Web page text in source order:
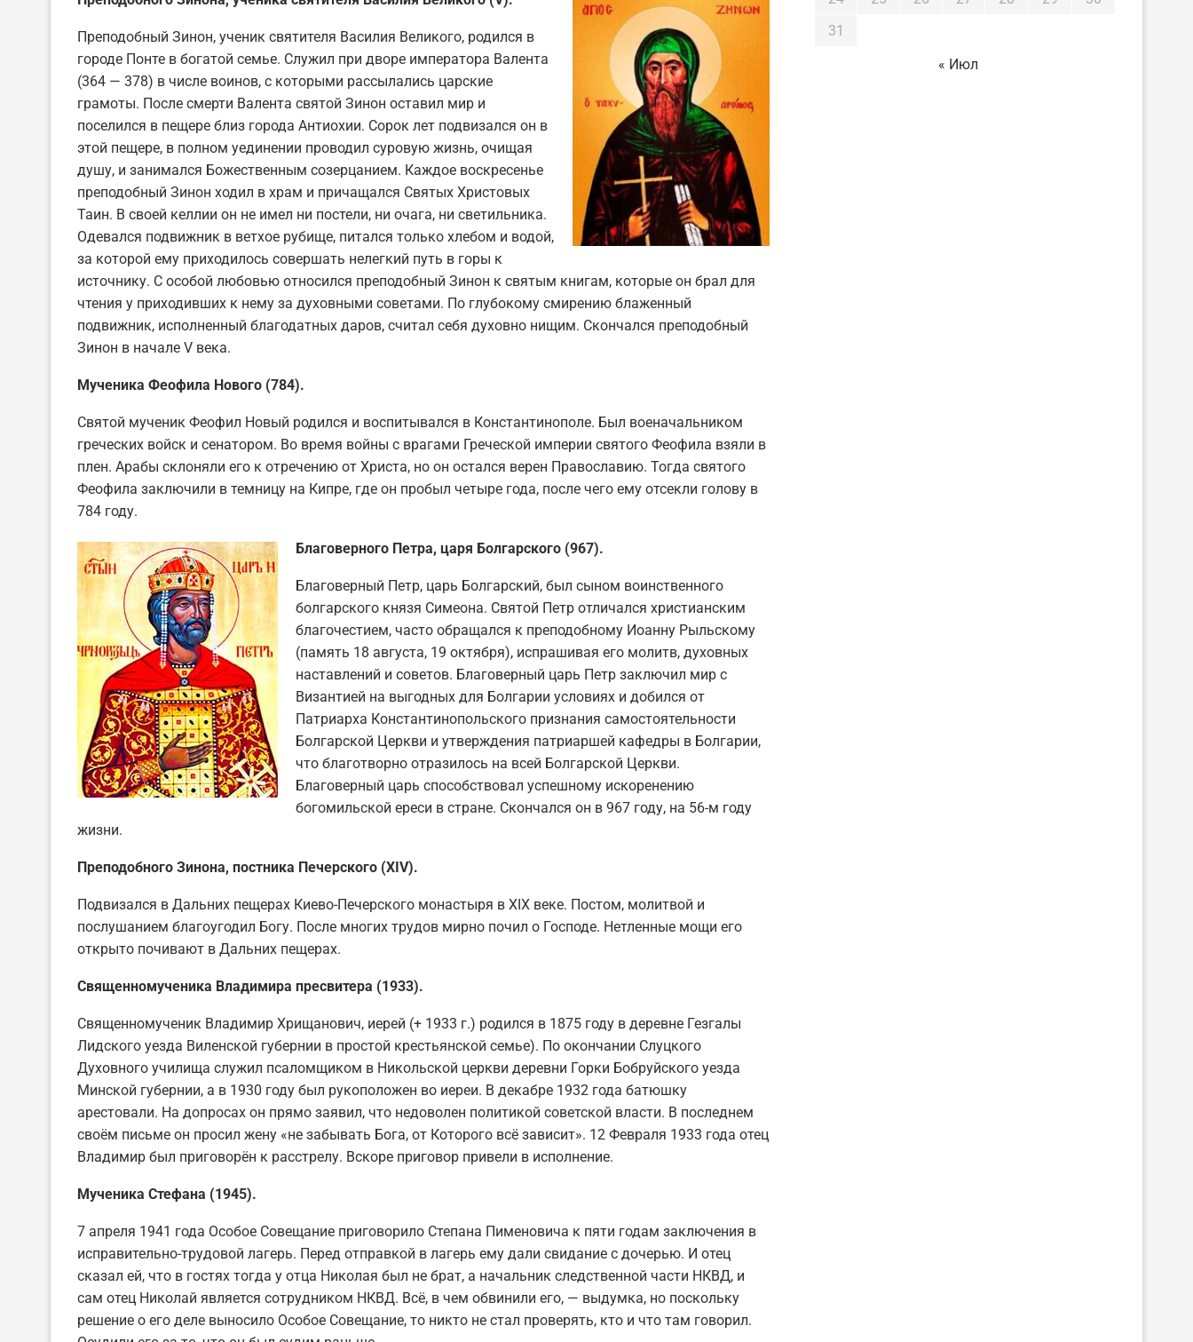
Преподобный Зинон, ученик святителя Василия Великого, родился в
городе Понте в богатой семье. Служил при дворе императора Валента
(364 — 378) в числе воинов, с которыми рассылались царские
грамоты. После смерти Валента святой Зинон оставил мир и
поселился в пещере близ города Антиохии. Сорок лет подвизался он в
этой пещере, в полном уединении проводил суровую жизнь, очищая
душу, и занимался Божественным созерцанием. Каждое воскресенье
преподобный Зинон ходил в храм и причащался Святых Христовых
Таин. В своей келлии он не имел ни постели, ни очага, ни светильника.
Одевался подвижник в ветхое рубище, питался только хлебом и водой,
за которой ему приходилось совершать нелегкий путь в горы к
источнику. С особой любовью относился преподобный Зинон к святым книгам, которые он брал для
чтения у приходивших к нему за духовными советами. По глубокому смирению блаженный
подвижник, исполненный благодатных даров, считал себя духовно нищим. Скончался преподобный
Зинон в начале V века.
Мученика Феофила Нового (784).
Святой мученик Феофил Новый родился и воспитывался в Константинополе. Был военачальником
греческих войск и сенатором. Во время войны с врагами Греческой империи святого Феофила взяли в
плен. Арабы склоняли его к отречению от Христа, но он остался верен Православию. Тогда святого
Феофила заключили в темницу на Кипре, где он пробыл четыре года, после чего ему отсекли голову в
784 году.
Благоверного Петра, царя Болгарского (967).
Благоверный Петр, царь Болгарский, был сыном воинственного
болгарского князя Симеона. Святой Петр отличался христианским
благочестием, часто обращался к преподобному Иоанну Рыльскому
(память 18 августа, 19 октября), испрашивая его молитв, духовных
наставлений и советов. Благоверный царь Петр заключил мир с
Византией на выгодных для Болгарии условиях и добился от
Патриарха Константинопольского признания самостоятельности
Болгарской Церкви и утверждения патриаршей кафедры в Болгарии,
что благотворно отразилось на всей Болгарской Церкви.
Благоверный царь способствовал успешному искоренению
богомильской ереси в стране. Скончался он в 967 году, на 56-м году
жизни.
Преподобного Зинона, постника Печерского (XIV).
Подвизался в Дальних пещерах Киево-Печерского монастыря в XIX веке. Постом, молитвой и
послушанием благоугодил Богу. После многих трудов мирно почил о Господе. Нетленные мощи его
открыто почивают в Дальних пещерах.
Священномученика Владимира пресвитера (1933).
Священномученик Владимир Хрищанович, иерей (+ 1933 г.) родился в 1875 году в деревне Гезгалы
Лидского уезда Виленской губернии в простой крестьянской семье). По окончании Слуцкого
Духовного училища служил псаломщиком в Никольской церкви деревни Горки Бобруйского уезда
Минской губернии, а в 1930 году был рукоположен во иереи. В декабре 1932 года батюшку
арестовали. На допросах он прямо заявил, что недоволен политикой советской власти. В последнем
своём письме он просил жену «не забывать Бога, от Которого всё зависит». 12 Февраля 1933 года отец
Владимир был приговорён к расстрелу. Вскоре приговор привели в исполнение.
Мученика Стефана (1945).
7 апреля 1941 года Особое Совещание приговорило Степана Пименовича к пяти годам заключения в
исправительно-трудовой лагерь. Перед отправкой в лагерь ему дали свидание с дочерью. И отец
сказал ей, что в гостях тогда у отца Николая был не брат, а начальник следственной части НКВД, и
сам отец Николай является сотрудником НКВД. Всё, в чем обвинили его, — выдумка, но поскольку
решение о его деле выносило Особое Совещание, то никто не стал проверять, кто и что там говорил.
31
« Июл